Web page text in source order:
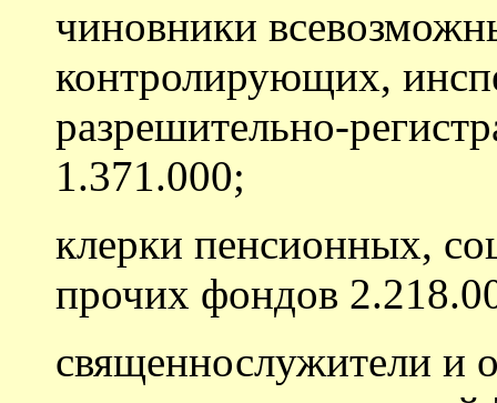
чиновники
контролирующих,
разрешительно-
1.371.000;
клерки пенсионных,
прочих фондов
священнослужители и